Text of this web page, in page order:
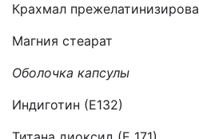
Крахмал
Магния стеарат
Оболочка капсулы
Индиготин (Е132)